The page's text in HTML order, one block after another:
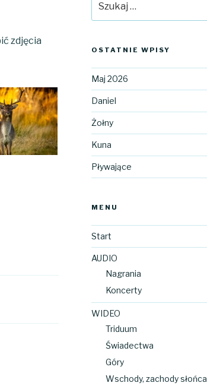
zdjęcia
OSTATNIE WPISY
Maj 2026
Daniel
Żołny
Kuna
Pływające
MENU
Start
AUDIO
Nagrania
Koncerty
WIDEO
Triduum
Świadectwa
Góry
Wschody, zachody słońca